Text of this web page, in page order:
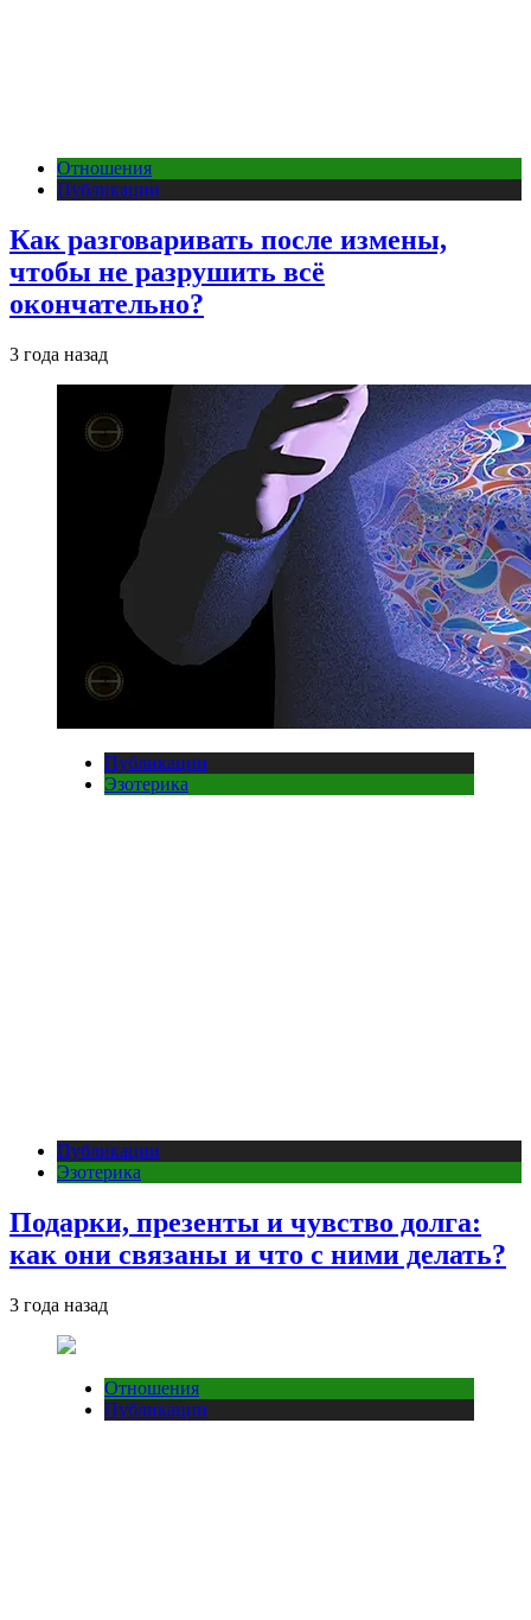
Отношения
Публикации
Как разговаривать после измены,
чтобы не разрушить всё
окончательно?
3 года назад
Публикации
Эзотерика
Публикации
Эзотерика
Подарки, презенты и чувство долга:
как они связаны и что с ними делать?
3 года назад
Отношения
Публикации